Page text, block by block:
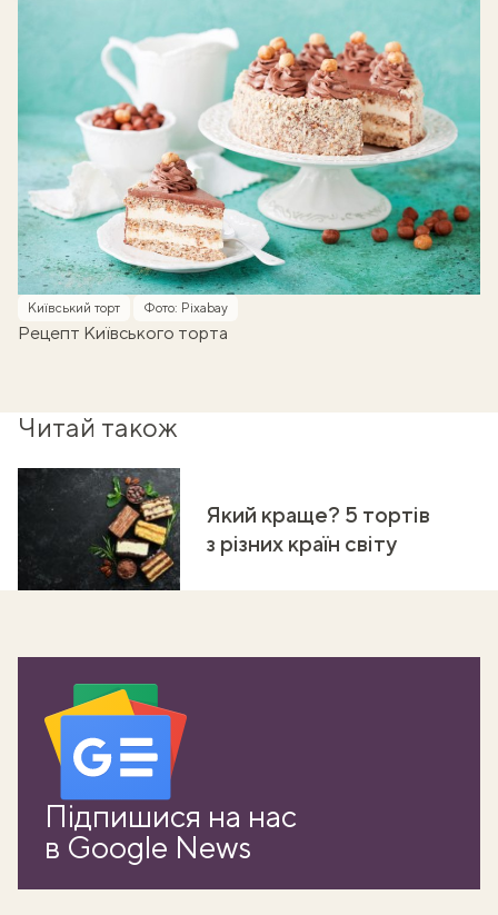
Київський торт Фото: Pixabay
Рецепт Київського торта
Читай також
Який краще? 5 тортів
з різних країн світу
Підпишися на нас
в Google News